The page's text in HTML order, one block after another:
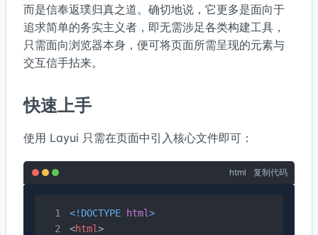
而是信奉返璞归真之道。确切地说，它更多是面向于
追求简单的务实主义者，即无需涉足各类构建工具，
只需面向浏览器本身，便可将页面所需呈现的元素与
交互信手拈来。
快速上手
使用 Layui 只需在页面中引入核心文件即可：
html 复制代码
<!DOCTYPE html>
<html>